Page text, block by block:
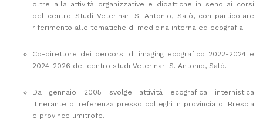
oltre alla attività organizzative e didattiche in seno ai corsi
del centro Studi Veterinari S. Antonio, Salò, con particolare
riferimento alle tematiche di medicina interna ed ecografia.
Co-direttore dei percorsi di imaging ecografico 2022-2024 e
2024-2026 del centro studi Veterinari S. Antonio, Salò.
Da gennaio 2005 svolge attività ecografica internistica
itinerante di referenza presso colleghi in provincia di Brescia
e province limitrofe.